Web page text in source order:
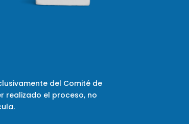
del Comité de
realizado el proceso, no